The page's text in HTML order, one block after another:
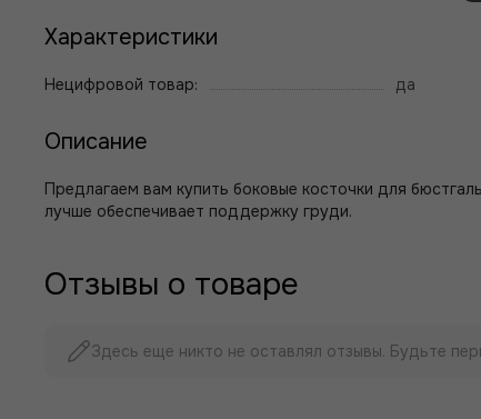
Характеристики
Нецифровой товар: да
Описание
Предлагаем вам купить боковые косточки для
лучше обеспечивает поддержку груди.
Отзывы о товаре
Здесь еще никто не оставлял отзывы. Будьте